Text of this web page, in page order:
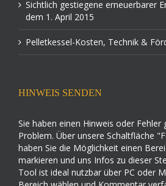
Sichtlich gestiegene erneuerbarer
dem 1. April 2015
Pelletkessel-Kosten, Technik &
HINWEIS SENDEN
Sie haben einen Hinweis oder Fehler
Problem. Über unsere Schaltfläche
haben Sie die Möglichkeit einen
markieren und uns Infos zu dieser
Tool ist ideal nutzbar über PC oder